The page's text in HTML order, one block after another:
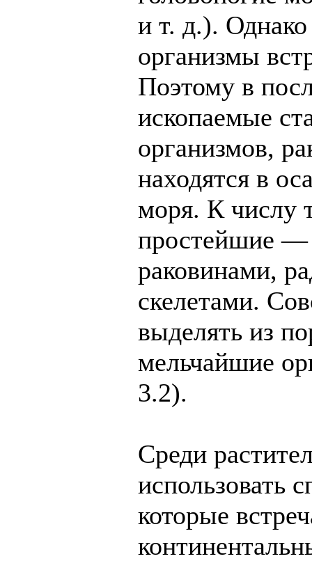
и т. д.).
организмы
Поэтому в
ископаемые
организмов,
находятся в
моря. К числу
простейшие —
раковинами,
скелетами.
выделять из
мельчайшие
3.2).
Среди
использовать
которые